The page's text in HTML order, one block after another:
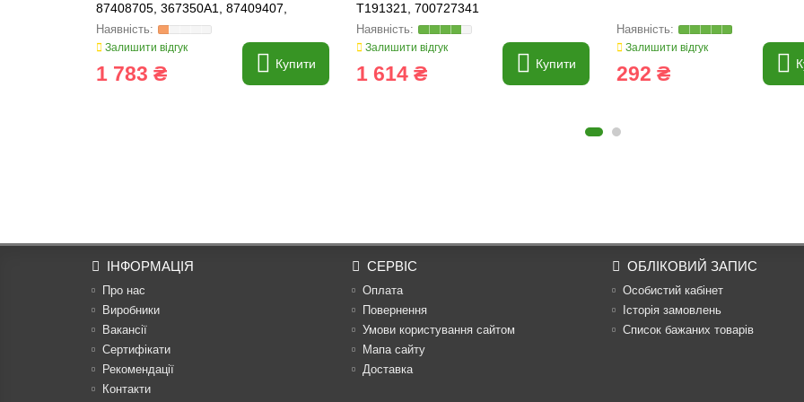
87408705, 367350A1, 87409407,
84476647
Залишити відгук
1 783 ₴ Купити
T191321, 700727341
Залишити відгук
1 614 ₴ Купити
Залишити відгук
292 ₴
ІНФОРМАЦІЯ
Про нас
Виробники
Вакансії
Сертифікати
Рекомендації
Контакти
СЕРВІС
Оплата
Повернення
Умови користування сайтом
Мапа сайту
Доставка
ОБЛІКОВИЙ ЗАПИС
Особистий кабінет
Історія замовлень
Список бажаних товарів